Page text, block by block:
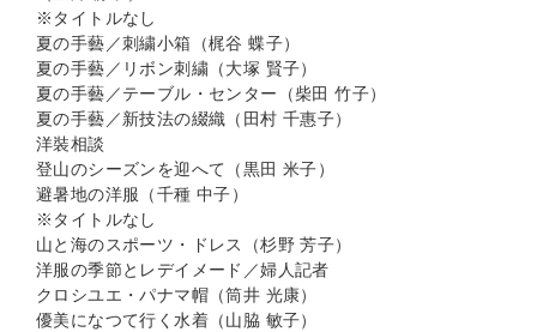
※タイトルなし
夏の手藝／刺繍小箱（梶谷 蝶子）
夏の手藝／リボン刺繍（大塚 賢子）
夏の手藝／テーブル・センター（柴田 竹子）
夏の手藝／新技法の綴織（田村 千惠子）
洋裝相談
登山のシーズンを迎へて（黒田 米子）
避暑地の洋服（千種 中子）
※タイトルなし
山と海のスポーツ・ドレス（杉野 芳子）
洋服の季節とレデイメード／婦人記者
クロシユエ・パナマ帽（筒井 光康）
優美になつて行く水着（山脇 敏子）